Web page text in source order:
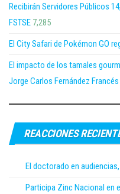
Recibirán Servidores Públicos
FSTSE 7,285
El City Safari de Pokémon GO
El impacto de los tamales
Jorge Carlos Fernández Francés
REACCIONES
El doctorado en
Participa Zinc Nacional en